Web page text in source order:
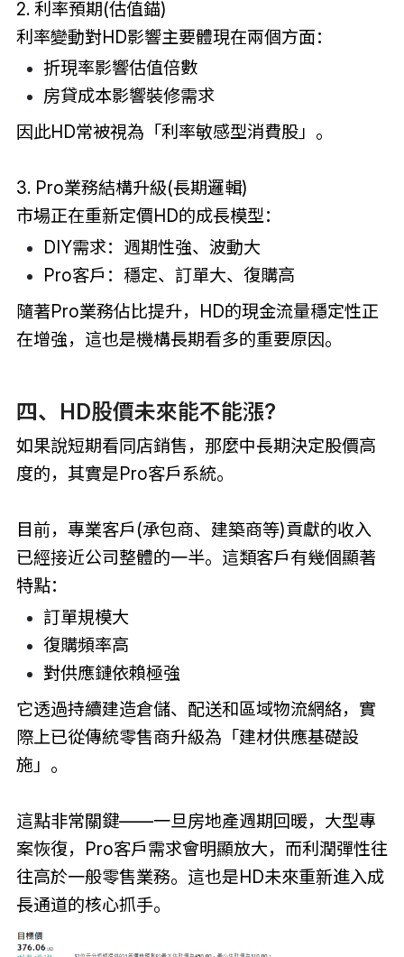
2. 利率預期(估值錨)
利率變動對HD影響主要體現在兩個方面：
折現率影響估值倍數
房貸成本影響裝修需求
因此HD常被視為「利率敏感型消費股」。
3. Pro業務結構升級(長期邏輯)
市場正在重新定價HD的成長模型：
DIY需求：週期性強、波動大
Pro客戶：穩定、訂單大、復購高
隨著Pro業務佔比提升，HD的現金流量穩定性正
在增強，這也是機構長期看多的重要原因。
四、HD股價未來能不能漲?
如果說短期看同店銷售，那麼中長期決定股價高
度的，其實是Pro客戶系統。
目前，專業客戶(承包商、建築商等)貢獻的收入
已經接近公司整體的一半。這類客戶有幾個顯著
特點：
訂單規模大
復購頻率高
對供應鏈依賴極強
它透過持續建造倉儲、配送和區域物流網絡，實
際上已從傳統零售商升級為「建材供應基礎設
施」。
這點非常關鍵——一旦房地產週期回暖，大型專
案恢復，Pro客戶需求會明顯放大，而利潤彈性往
往高於一般零售業務。這也是HD未來重新進入成
長通道的核心抓手。